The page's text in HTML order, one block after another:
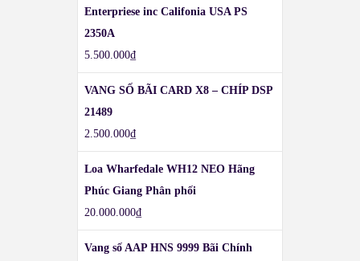
Enterpriese inc Califonia USA PS
2350A
5.500.000₫
VANG SỐ BÃI CARD X8 – CHÍP DSP
21489
2.500.000₫
Loa Wharfedale WH12 NEO Hãng
Phúc Giang Phân phối
20.000.000₫
Vang số AAP HNS 9999 Bãi Chính